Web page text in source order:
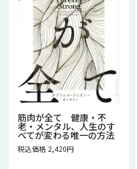
筋肉が全て 健康・不
老・メンタル、人生のす
べてが変わる唯一の方法
税込価格 2,420円